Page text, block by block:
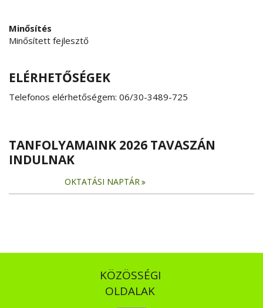
Minősítés
Minősített fejlesztő
ELÉRHETŐSÉGEK
Telefonos elérhetőségem: 06/30-3489-725
TANFOLYAMAINK 2026 TAVASZÁN
INDULNAK
OKTATÁSI NAPTÁR
KÖZÖSSÉGI
OLDALAK